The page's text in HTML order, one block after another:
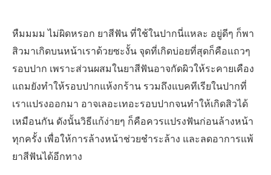
หืมมมม ไม่ผิดหรอก ยาสีฟัน ที่ใช้ในปากนี่แหละ อยู่ดีๆ ก็พา
สิวมาเกิดบนหน้าเราด้วยซะงั้น จุดที่เกิดบ่อยที่สุดก็คือแถวๆ
รอบปาก เพราะส่วนผสมในยาสีฟันอาจกัดผิวให้ระคายเคือง
แถมยังทำให้รอบปากแห้งกร้าน รวมถึงแบคทีเรียในปากที่
เราแปรงออกมา อาจเลอะเทอะรอบปากจนทำให้เกิดสิวได้
เหมือนกัน ดังนั้นวิธีแก้ง่ายๆ ก็คือควรแปรงฟันก่อนล้างหน้า
ทุกครั้ง เพื่อให้การล้างหน้าช่วยชำระล้าง และลดอาการแพ้
ยาสีฟันได้อีกทาง